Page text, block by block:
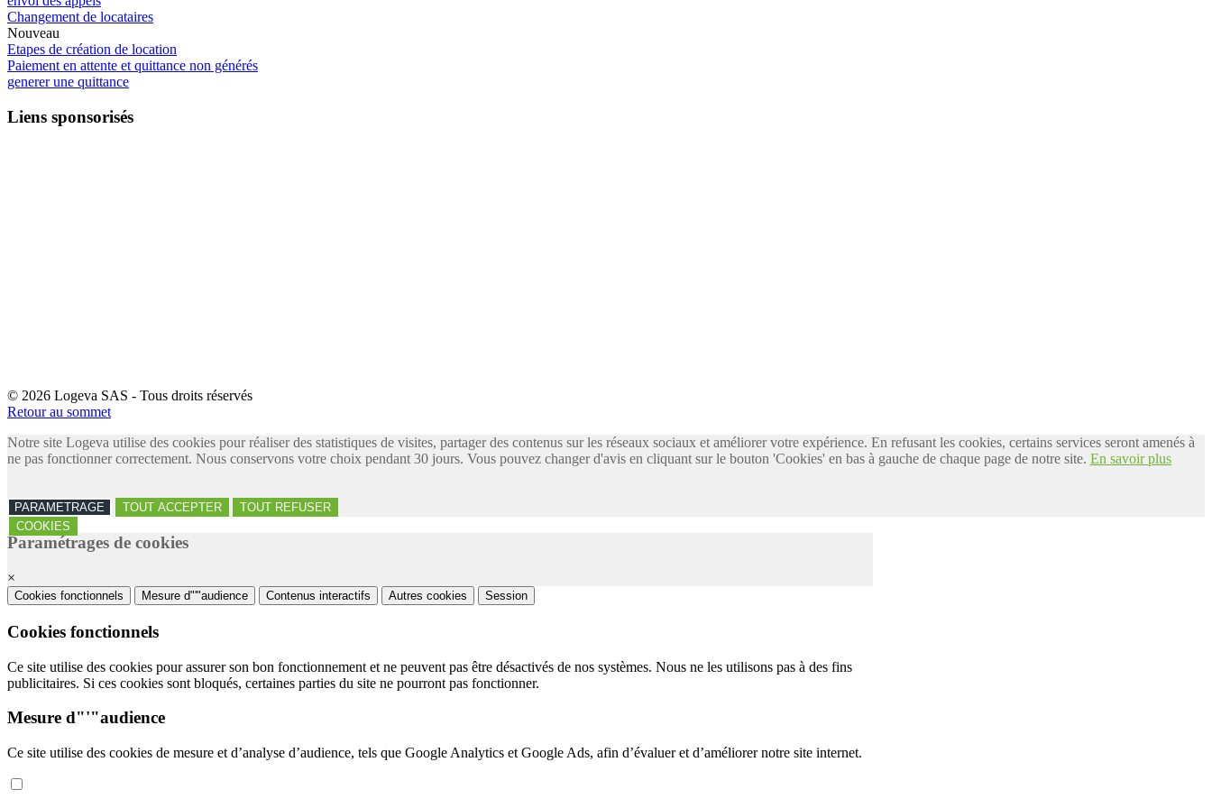
Changement de locataires
Nouveau
Etapes de création de location
Paiement en attente et quittance non générés
generer une quittance
Liens sponsorisés
© 2026 Logeva SAS - Tous droits réservés
Retour au sommet
Notre site Logeva utilise des cookies pour réaliser des statistiques de visites, partager des contenus sur les réseaux sociaux et améliorer votre expérience. En refusant les cookies, certains services seront amenés à
ne pas fonctionner correctement. Nous conservons votre choix pendant 30 jours. Vous pouvez changer d'avis en cliquant sur le bouton 'Cookies' en bas à gauche de chaque page de notre site. En savoir plus
PARAMETRAGE TOUT ACCEPTER
TOUT REFUSER
COOKIES
Paramétrages de cookies
×
Cookies fonctionnels Mesure d"'"audience Contenus interactifs Autres cookies Session
Cookies fonctionnels
Ce site utilise des cookies pour assurer son bon fonctionnement et ne peuvent pas être désactivés de nos systèmes. Nous ne les utilisons pas à des fins
publicitaires. Si ces cookies sont bloqués, certaines parties du site ne pourront pas fonctionner.
Mesure d"'"audience
Ce site utilise des cookies de mesure et d’analyse d’audience, tels que Google Analytics et Google Ads, afin d’évaluer et d’améliorer notre site internet.